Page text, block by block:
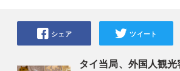
タイ当局、外国人観
シェア ツイート